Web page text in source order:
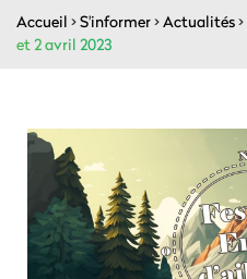
Accueil >S'informer>Actualités>
et 2 avril 2023